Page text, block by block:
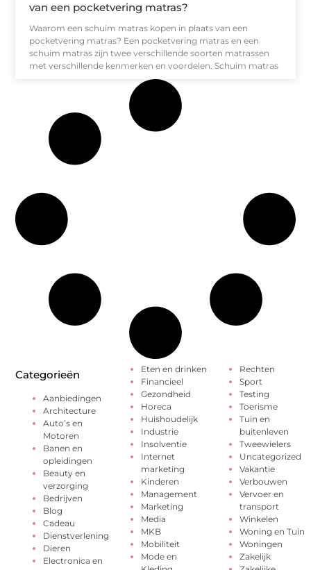
van een pocketvering matras?
Waarom een schuim matras kopen in plaats van een
pocketvering matras? Een pocketvering matras en een
schuim matras zijn twee verschillende soorten matrassen
met verschillende kenmerken en voordelen. Schuim matras
Categorieën
Aanbiedingen
Architecture
Auto’s en
Motoren
Banen en
opleidingen
Beauty en
verzorging
Bedrijven
Blog
Cadeau
Dienstverlening
Dieren
Electronica en
Eten en drinken
Financieel
Gezondheid
Horeca
Huishoudelijk
Industrie
Insolventie
Internet
marketing
Kinderen
Management
Marketing
Media
MKB
Mobiliteit
Mode en
Rechten
Sport
Testing
Toerisme
Tuin en
buitenleven
Tweewielers
Uncategorized
Vakantie
Verbouwen
Vervoer en
transport
Winkelen
Woning en Tuin
Woningen
Zakelijk